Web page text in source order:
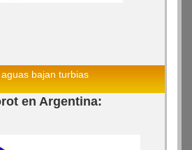
aguas bajan turbias
en Argentina: